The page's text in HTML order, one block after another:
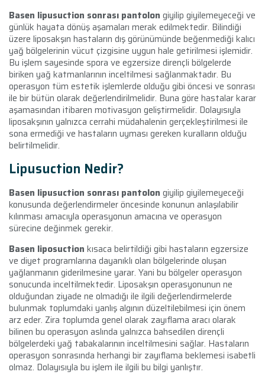
Basen lipusuction sonrası pantolon giyilip giyilemeyeceği ve
günlük hayata dönüş aşamaları merak edilmektedir. Bilindiği
üzere liposakşın hastaların dış görünümünde beğenmediği kalıcı
yağ bölgelerinin vücut çizgisine uygun hale getirilmesi işlemidir.
Bu işlem sayesinde spora ve egzersize dirençli bölgelerde
biriken yağ katmanlarının inceltilmesi sağlanmaktadır. Bu
operasyon tüm estetik işlemlerde olduğu gibi öncesi ve sonrası
ile bir bütün olarak değerlendirilmelidir. Buna göre hastalar karar
aşamasından itibaren motivasyon geliştirmelidir. Dolayısıyla
liposakşının yalnızca cerrahi müdahalenin gerçekleştirilmesi ile
sona ermediği ve hastaların uyması gereken kuralların olduğu
belirtilmelidir.
Lipusuction Nedir?
Basen lipusuction sonrası pantolon giyilip giyilemeyeceği
konusunda değerlendirmeler öncesinde konunun anlaşılabilir
kılınması amacıyla operasyonun amacına ve operasyon
sürecine değinmek gerekir.
Basen liposuction kısaca belirtildiği gibi hastaların egzersize
ve diyet programlarına dayanıklı olan bölgelerinde oluşan
yağlanmanın giderilmesine yarar. Yani bu bölgeler operasyon
sonucunda inceltilmektedir. Liposakşın operasyonunun ne
olduğundan ziyade ne olmadığı ile ilgili değerlendirmelerde
bulunmak toplumdaki yanlış algının düzeltilebilmesi için önem
arz eder. Zira toplumda genel olarak zayıflama aracı olarak
bilinen bu operasyon aslında yalnızca bahsedilen dirençli
bölgelerdeki yağ tabakalarının inceltilmesini sağlar. Hastaların
operasyon sonrasında herhangi bir zayıflama beklemesi isabetli
olmaz. Dolayısıyla bu işlem ile ilgili bu bilgi yanlıştır.